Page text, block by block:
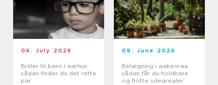
04. July 2026
Briller til børn i aarhus:
sådan finder du det rette
par
09. June 2026
Belægning i aabenraa
sådan får du holdbare
og flotte udearealer